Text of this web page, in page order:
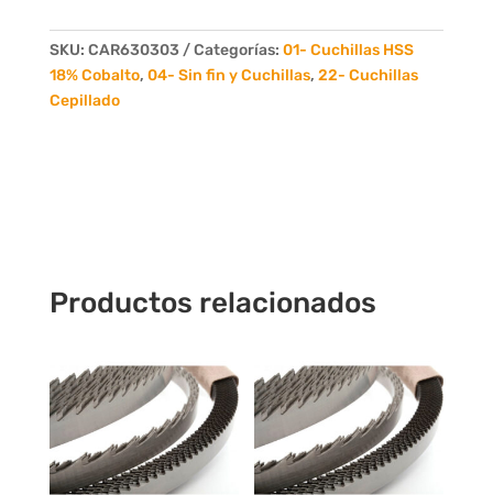
x
30
x
SKU: CAR630303 Categorías: 01- Cuchillas HSS
18% Cobalto, 04- Sin fin y Cuchillas, 22- Cuchillas
Cepillado
Productos relacionados